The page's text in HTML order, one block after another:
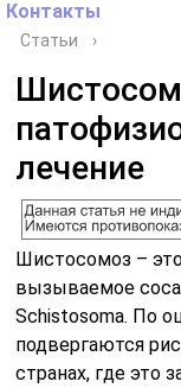
Контакты
Статьи ›
лечение
Шистосомоз –
вызываемое
Schistosoma. По
подвергаются
странах, где это